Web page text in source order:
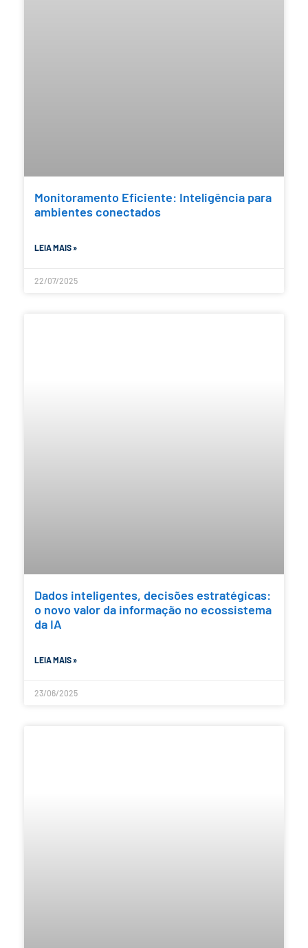
Monitoramento Eficiente: Inteligência para
ambientes conectados
LEIA MAIS »
22/07/2025
Dados inteligentes, decisões estratégicas:
o novo valor da informação no ecossistema
da IA
LEIA MAIS »
23/06/2025